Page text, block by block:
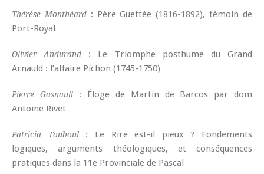
Thérèse Monthéard: Père Guettée (1816-1892), témoin de
Port-Royal
Olivier Andurand : Le Triomphe posthume du Grand
Arnauld : l’affaire Pichon (1745-1750)
Pierre Gasnault: Éloge de Martin de Barcos par dom
Antoine Rivet
Patricia Touboul: Le Rire est-il pieux ? Fondements
logiques, arguments théologiques, et conséquences
pratiques dans la 11e Provinciale de Pascal